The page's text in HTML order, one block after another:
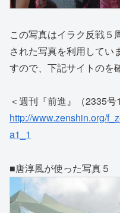
この写真はイラク反戦５
された写真を利用してい
すので、下記サイトのを
＜週刊『前進』（2335
http://www.zenshin.org/
a1_1
■唐淳風が使った写真５